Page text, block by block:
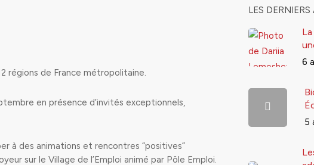
régions de France métropolitaine.
en présence d’invités exceptionnels,
à des animations et rencontres “positives”
sur le Village de l’Emploi animé par Pôle Emploi.
LES DERNIERS
6
5